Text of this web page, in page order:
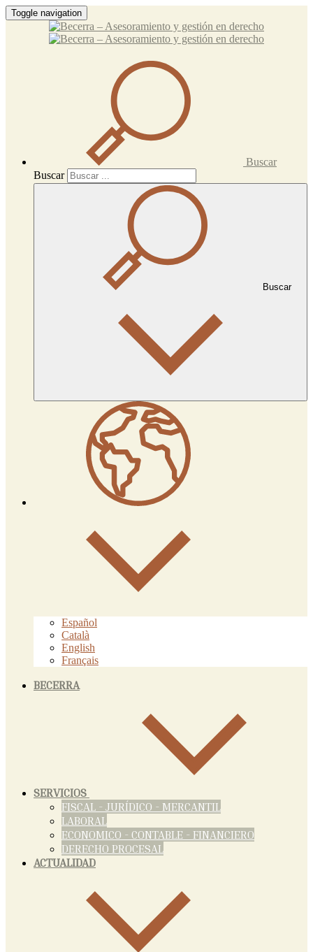
Toggle navigation
Buscar
Buscar
Buscar
Español
Català
English
Français
BECERRA
SERVICIOS
FISCAL - JURÍDICO - MERCANTIL
LABORAL
ECONOMICO - CONTABLE - FINANCIERO
DERECHO PROCESAL
ACTUALIDAD